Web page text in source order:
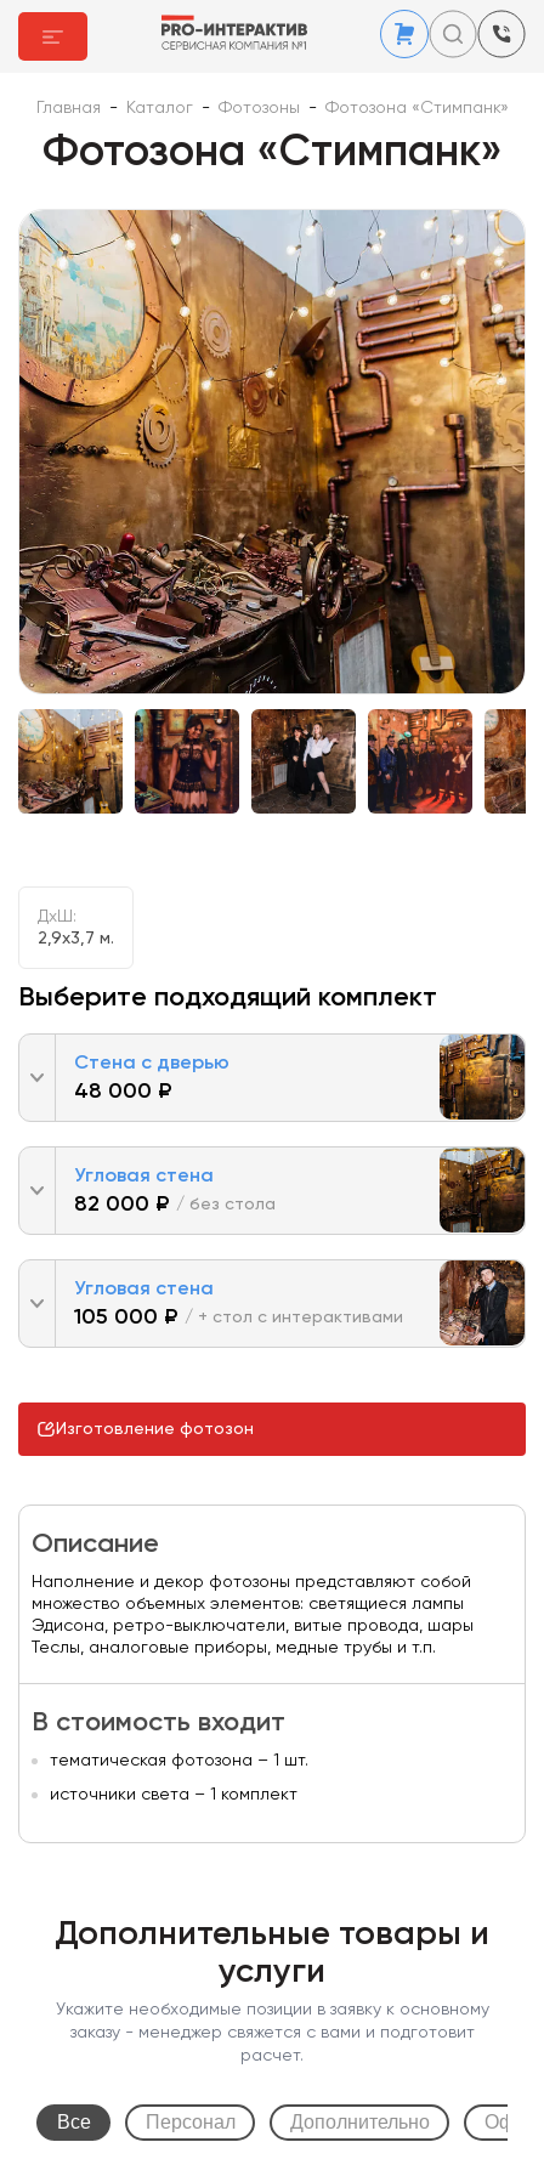
Главная - Каталог - Фотозоны - Фотозона «Стимпанк»
Фотозона «Стимпанк»
ДxШ:
2,9x3,7 м.
Выберите подходящий комплект
Стена с дверью
48 000 ₽
Угловая стена
82 000 ₽ / без стола
Угловая стена
105 000 ₽ / + стол с интерактивами
Изготовление фотозон
Описание
Наполнение и декор фотозоны представляют собой
множество объемных элементов: светящиеся лампы
Эдисона, ретро-выключатели, витые провода, шары
Теслы, аналоговые приборы, медные трубы и т.п.
В стоимость входит
тематическая фотозона – 1 шт.
источники света – 1 комплект
Дополнительные товары и
услуги
Укажите необходимые позиции в заявку к основному
заказу - менеджер свяжется с вами и подготовит
расчет.
Все Персонал Дополнительно